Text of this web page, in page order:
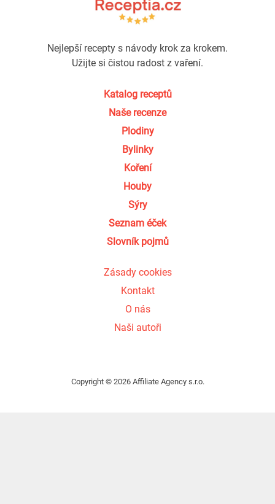
Nejlepší recepty s návody krok za krokem.
Užijte si čistou radost z vaření.
Katalog receptů
Naše recenze
Plodiny
Bylinky
Koření
Houby
Sýry
Seznam éček
Slovník pojmů
Zásady cookies
Kontakt
O nás
Naši autoři
Copyright © 2026 Affiliate Agency s.r.o.